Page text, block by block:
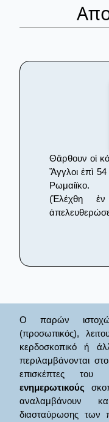
Θἄρθουν οἱ
Ἄγγλοι ἐπὶ 54
Ρωμαίϊκο.
(Ἐλέχθη
Ο παρών
(προσωπικός),
κερδοσκοπικό ή
περιλαμβάνονται
επισκέπτες του
ενημερωτικούς
αναλαμβάνουν
διασταύρωσης των